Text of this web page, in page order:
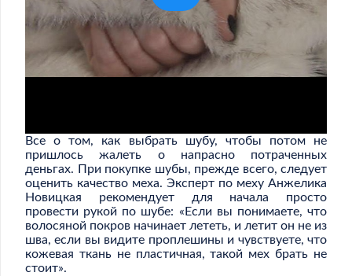
Все о том, как выбрать шубу, чтобы потом не
пришлось жалеть о напрасно потраченных
деньгах. При покупке шубы, прежде всего, следует
оценить качество меха. Эксперт по меху Анжелика
Новицкая рекомендует для начала просто
провести рукой по шубе: «Если вы понимаете, что
волосяной покров начинает лететь, и летит он не из
шва, если вы видите проплешины и чувствуете, что
кожевая ткань не пластичная, такой мех брать не
стоит».